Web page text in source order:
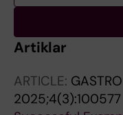
Artiklar
ARTICLE:
2025;4(3):100577